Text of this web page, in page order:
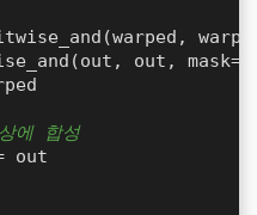
out,
에 합성
out